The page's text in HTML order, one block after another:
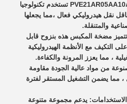
PVE21AR05AA10A1800000100100CD0A تستخدم تكنولوجيا
نقل هيدروليكي فعال ،مما يجعلها
والمتنقلة.
تتميز مضخة المكبس هذه بنزوح قابل
التكيف مع الأنظمة الهيدروليكية
، مما يعزز المرونة والكفاءة.
من مواد عالية الجودة مقاومة
، مما يضمن التشغيل المستقر لفترة
يدعم مجموعة متنوعة